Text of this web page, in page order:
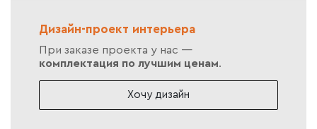
Дизайн-проект интерьера
При заказе проекта у нас —
комплектация по лучшим ценам.
Хочу дизайн